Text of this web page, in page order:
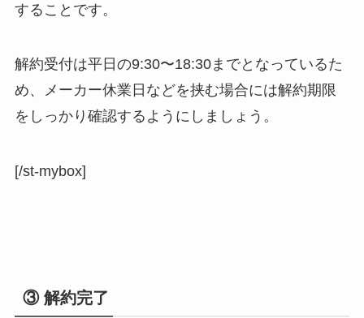
することです。
解約受付は平日の9:30〜18:30までとなっているた
め、メーカー休業日などを挟む場合には解約期限
をしっかり確認するようにしましょう。
[/st-mybox]
③ 解約完了